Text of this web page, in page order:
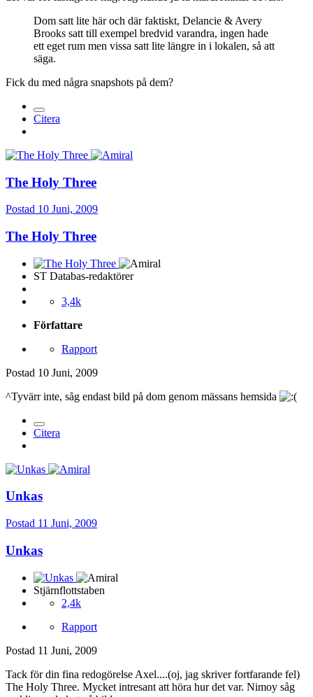
Dom satt lite här och där faktiskt, Delancie & Avery
Brooks satt till exempel bredvid varandra, ingen hade
ett eget rum men vissa satt lite längre in i lokalen, så att
säga.
Fick du med några snapshots på dem?
Citera
The Holy Three
Postad 10 Juni, 2009
The Holy Three
ST Databas-redaktörer
3,4k
Författare
Rapport
Postad 10 Juni, 2009
^Tyvärr inte, såg endast bild på dom genom mässans hemsida
Citera
Unkas
Postad 11 Juni, 2009
Unkas
Stjärnflottstaben
2,4k
Rapport
Postad 11 Juni, 2009
Tack för din fina redogörelse Axel....(oj, jag skriver fortfarande fel)
The Holy Three. Mycket intresant att höra hur det var. Nimoy såg